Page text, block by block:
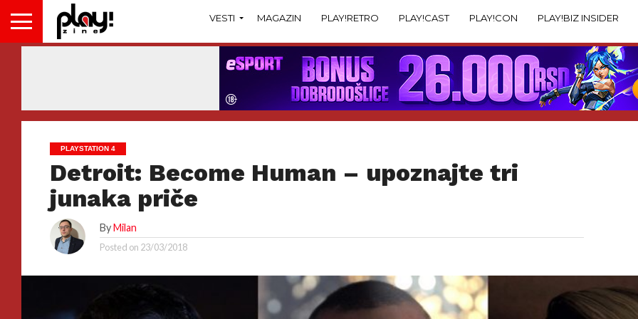
VESTI MAGAZIN PLAY!RETRO PLAY!CAST PLAY!CON PLAY!BIZ INSIDER
PLAYSTATION 4
Detroit: Become Human – upoznajte tri
junaka priče
By Milan
Posted on 23/03/2018